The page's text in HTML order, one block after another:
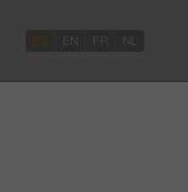
ES EN FR NL